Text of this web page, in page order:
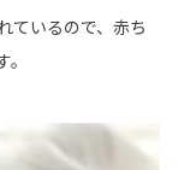
ているので、赤ち